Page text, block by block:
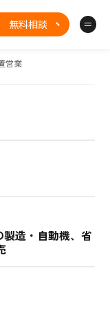
無料相談
営業
造・自動機、省